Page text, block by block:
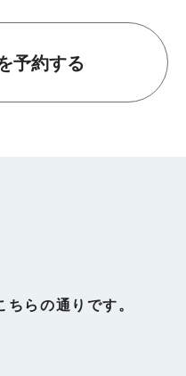
予約する
らの通りです。